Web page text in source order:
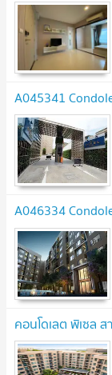
A045341
A046334
คอนโดเลต พิเซล